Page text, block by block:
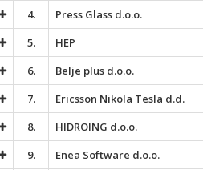
4.
Press Glass d.o.o.
5.
HEP
6.
Belje plus d.o.o.
7.
Ericsson Nikola Tesla d.d.
8.
HIDROING d.o.o.
9.
Enea Software d.o.o.